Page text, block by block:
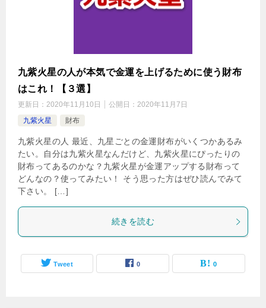
九紫火星の人が本気で金運を上げるために使う財布
はこれ！【３選】
更新日： 2020年11月10日 公開日： 2020年11月7日
九紫火星
財布
九紫火星の人 最近、九星ごとの金運財布がいくつかあるみ
たい。自分は九紫火星なんだけど、九紫火星にぴったりの
財布ってあるのかな？九紫火星が金運アップする財布って
どんなの？使ってみたい！ そう思った方はぜひ読んでみて
下さい。 […]
続きを読む
Tweet 0 0